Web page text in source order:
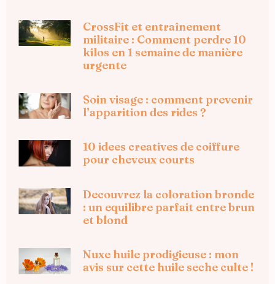
CrossFit et entraînement
militaire : Comment perdre 10
kilos en 1 semaine de manière
urgente
Soin visage : comment prevenir
l’apparition des rides ?
10 idees creatives de coiffure
pour cheveux courts
Decouvrez la coloration bronde
: un equilibre parfait entre brun
et blond
Nuxe huile prodigieuse : mon
avis sur cette huile seche culte !